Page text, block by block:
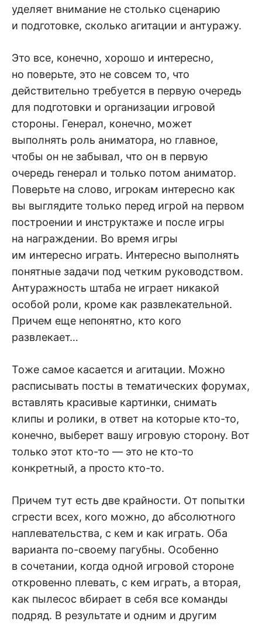
уделяет внимание не столько сценарию
и подготовке, сколько агитации и антуражу.
Это все, конечно, хорошо и интересно,
но поверьте, это не совсем то, что
действительно требуется в первую очередь
для подготовки и организации игровой
стороны. Генерал, конечно, может
выполнять роль аниматора, но главное,
чтобы он не забывал, что он в первую
очередь генерал и только потом аниматор.
Поверьте на слово, игрокам интересно как
вы выглядите только перед игрой на первом
построении и инструктаже и после игры
на награждении. Во время игры
им интересно играть. Интересно выполнять
понятные задачи под четким руководством.
Антуражность штаба не играет никакой
особой роли, кроме как развлекательной.
Причем еще непонятно, кто кого
развлекает…
Тоже самое касается и агитации. Можно
расписывать посты в тематических форумах,
вставлять красивые картинки, снимать
клипы и ролики, в ответ на которые кто-то,
конечно, выберет вашу игровую сторону. Вот
только этот кто-то — это не кто-то
конкретный, а просто кто-то.
Причем тут есть две крайности. От попытки
сгрести всех, кого можно, до абсолютного
наплевательства, с кем и как играть. Оба
варианта по-своему пагубны. Особенно
в сочетании, когда одной игровой стороне
откровенно плевать, с кем играть, а вторая,
как пылесос вбирает в себя все команды
подряд. В результате и одним и другим